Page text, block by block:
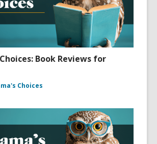
Book Reviews for
Choices